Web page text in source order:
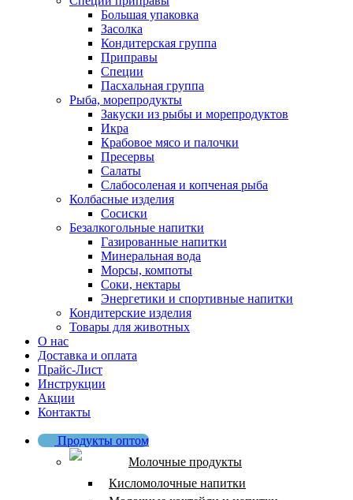
Большая упаковка
Засолка
Кондитерская группа
Приправы
Специи
Пасхальная группа
Рыба, морепродукты
Закуски из рыбы и морепродуктов
Икра
Крабовое мясо и палочки
Пресервы
Салаты
Слабосоленая и копченая рыба
Колбасные изделия
Сосиски
Безалкогольные напитки
Газированные напитки
Минеральная вода
Морсы, компоты
Соки, нектары
Энергетики и спортивные напитки
Кондитерские изделия
Товары для животных
О нас
Доставка и оплата
Прайс-Лист
Инструкции
Акции
Контакты
Продукты оптом
Молочные продукты
Кисломолочные напитки